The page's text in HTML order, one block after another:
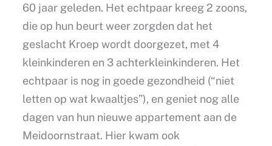
60 jaar geleden. Het echtpaar kreeg 2 zoons,
die op hun beurt weer zorgden dat het
geslacht Kroep wordt doorgezet, met 4
kleinkinderen en 3 achterkleinkinderen. Het
echtpaar is nog in goede gezondheid (“niet
letten op wat kwaaltjes”), en geniet nog alle
dagen van hun nieuwe appartement aan de
Meidoornstraat. Hier kwam ook